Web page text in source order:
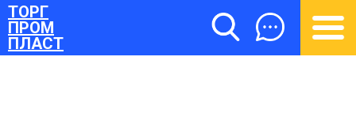
ТОРГ
ПРОМ
ПЛАСТ